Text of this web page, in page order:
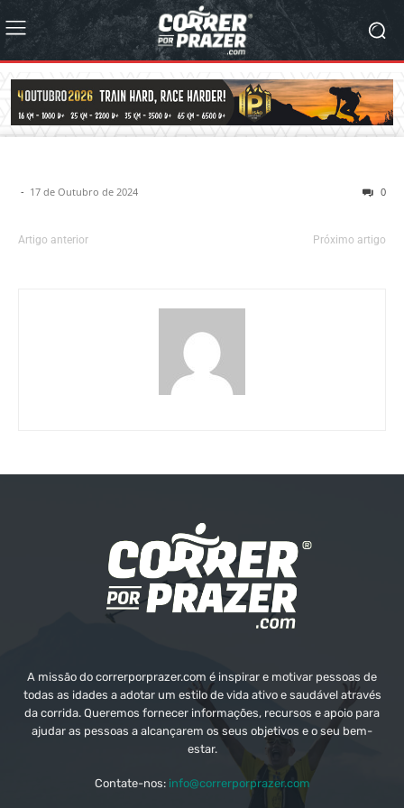
- 17 de Outubro de 2024 0
Artigo anterior Próximo artigo
A missão do correrporprazer.com é inspirar e motivar pessoas de
todas as idades a adotar um estilo de vida ativo e saudável através
da corrida. Queremos fornecer informações, recursos e apoio para
ajudar as pessoas a alcançarem os seus objetivos e o seu bem-
estar.
Contate-nos: info@correrporprazer.com